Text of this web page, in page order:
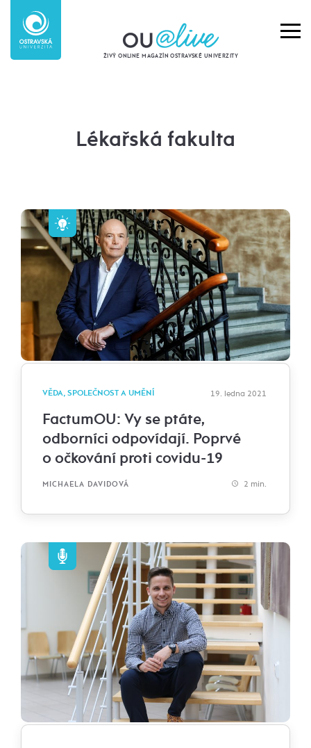
ŽIVÝ ONLINE MAGAZÍN OSTRAVSKÉ UNIVERZITY
Lékařská fakulta
VĚDA, SPOLEČNOST A UMĚNÍ 19. ledna 2021
FactumOU: Vy se ptáte,
odborníci odpovídají. Poprvé
o očkování proti covidu-19
MICHAELA DAVIDOVÁ 2 min.